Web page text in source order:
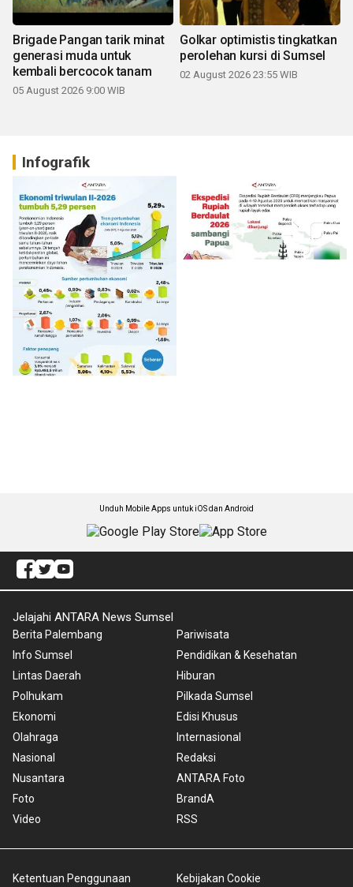
Brigade Pangan tarik minat
generasi muda untuk
kembali bercocok tanam
05 August 2026 9:00 WIB
Golkar optimistis tingkatkan
perolehan kursi di Sumsel
02 August 2026 23:55 WIB
Infografik
Unduh Mobile Apps untuk iOS dan Android
Jelajahi ANTARA News Sumsel
Berita Palembang
Info Sumsel
Lintas Daerah
Polhukam
Ekonomi
Olahraga
Nasional
Nusantara
Foto
Video
Pariwisata
Pendidikan & Kesehatan
Hiburan
Pilkada Sumsel
Edisi Khusus
Internasional
Redaksi
ANTARA Foto
BrandA
RSS
Ketentuan Penggunaan Kebijakan Cookie